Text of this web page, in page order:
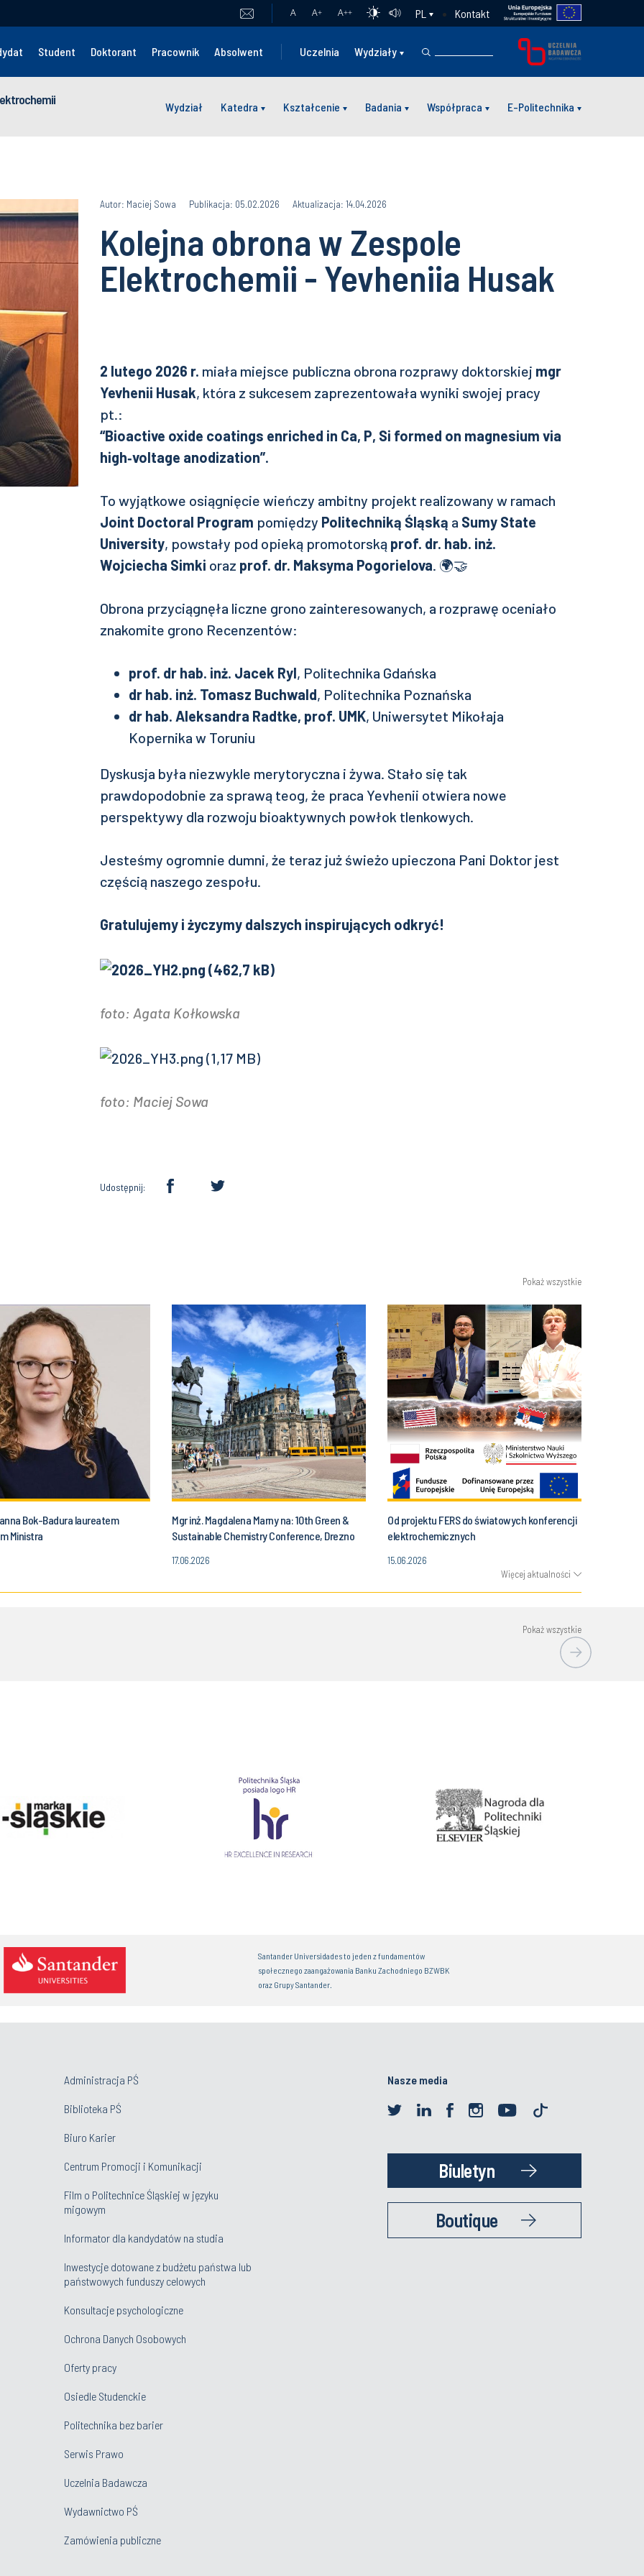
A A+ A++ PL Kontakt
Student Doktorant Pracownik Absolwent Uczelnia Wydziały
Wydział Katedra Kształcenie Badania Współpraca E-Politechnika
Autor: Maciej Sowa Publikacja: 05.02.2026 Aktualizacja: 14.04.2026
Kolejna obrona w Zespole
Elektrochemii - Yevheniia Husak
2 lutego 2026 r. miała miejsce publiczna obrona rozprawy doktorskiej mgr
Yevhenii Husak, która z sukcesem zaprezentowała wyniki swojej pracy
pt.:
“Bioactive oxide coatings enriched in Ca, P, Si formed on magnesium via
high‑voltage anodization”.
To wyjątkowe osiągnięcie wieńczy ambitny projekt realizowany w ramach
Joint Doctoral Program pomiędzy Politechniką Śląską a Sumy State
University, powstały pod opieką promotorską prof. dr. hab. inż.
Wojciecha Simki oraz prof. dr. Maksyma Pogorielova. 🌍🤝
Obrona przyciągnęła liczne grono zainteresowanych, a rozprawę oceniało
znakomite grono Recenzentów:
prof. dr hab. inż. Jacek Ryl, Politechnika Gdańska
dr hab. inż. Tomasz Buchwald, Politechnika Poznańska
dr hab. Aleksandra Radtke, prof. UMK, Uniwersytet Mikołaja
Kopernika w Toruniu
Dyskusja była niezwykle merytoryczna i żywa. Stało się tak
prawdopodobnie za sprawą teog, że praca Yevhenii otwiera nowe
perspektywy dla rozwoju bioaktywnych powłok tlenkowych.
Jesteśmy ogromnie dumni, że teraz już świeżo upieczona Pani Doktor jest
częścią naszego zespołu.
Gratulujemy i życzymy dalszych inspirujących odkryć!
foto: Agata Kołkowska
foto: Maciej Sowa
Udostępnij:
Pokaż wszystkie
Bok-Badura laureatem
Ministra
Mgr inż. Magdalena Marny na: 10th Green &
Sustainable Chemistry Conference, Drezno
17.06.2026
Od projektu FERS do światowych konferencji
elektrochemicznych
15.06.2026
Więcej aktualności
Pokaż wszystkie
Santander Universidades to jeden z fundamentów
społecznego zaangażowania Banku Zachodniego BZWBK
oraz Grupy Santander.
Administracja PŚ
Biblioteka PŚ
Biuro Karier
Centrum Promocji i Komunikacji
Film o Politechnice Śląskiej w języku
migowym
Informator dla kandydatów na studia
Inwestycje dotowane z budżetu państwa lub
państwowych funduszy celowych
Konsultacje psychologiczne
Ochrona Danych Osobowych
Oferty pracy
Osiedle Studenckie
Politechnika bez barier
Serwis Prawo
Uczelnia Badawcza
Wydawnictwo PŚ
Zamówienia publiczne
Nasze media
Biuletyn
Boutique